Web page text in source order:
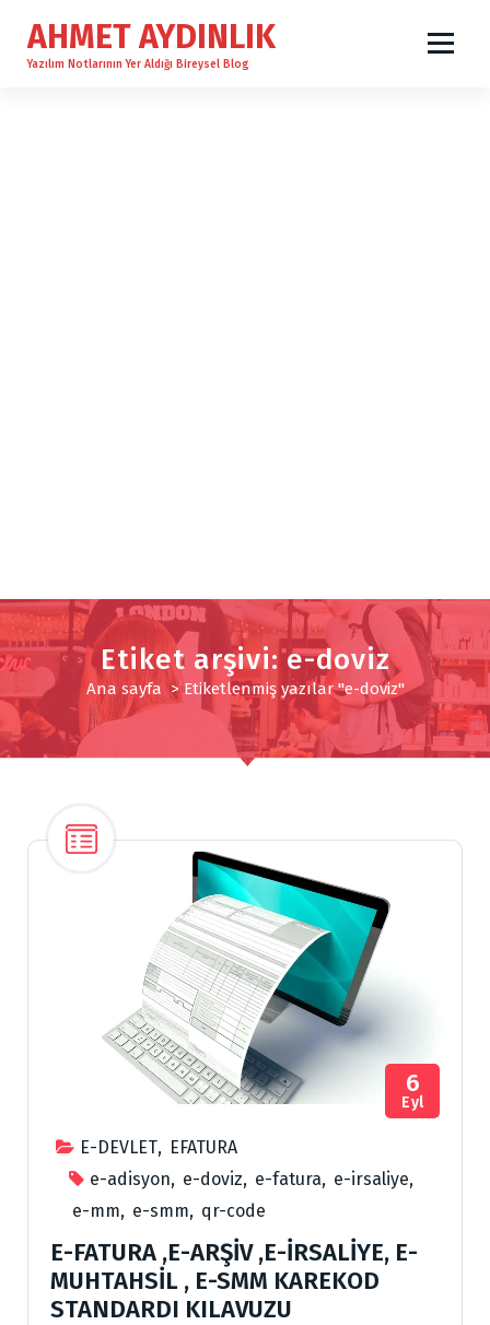
AHMET AYDINLIK
Yazılım Notlarının Yer Aldığı Bireysel Blog
Etiket arşivi: e-doviz
Ana sayfa >Etiketlenmiş yazılar "e-doviz"
E-DEVLET, EFATURA
e-adisyon, e-doviz, e-fatura, e-irsaliye,
e-mm, e-smm, qr-code
6
Eyl
E-FATURA ,E-ARŞİV ,E-İRSALİYE, E-
MUHTAHSİL , E-SMM KAREKOD
STANDARDI KILAVUZU